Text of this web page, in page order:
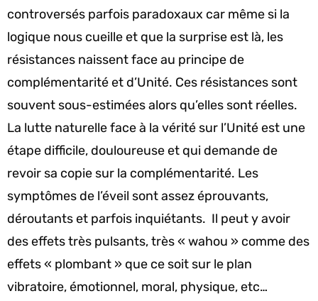
controversés parfois paradoxaux car même si la
logique nous cueille et que la surprise est là, les
résistances naissent face au principe de
complémentarité et d’Unité. Ces résistances sont
souvent sous-estimées alors qu’elles sont réelles.
La lutte naturelle face à la vérité sur l’Unité est une
étape difficile, douloureuse et qui demande de
revoir sa copie sur la complémentarité. Les
symptômes de l’éveil sont assez éprouvants,
déroutants et parfois inquiétants. Il peut y avoir
des effets très pulsants, très « wahou » comme des
effets « plombant » que ce soit sur le plan
vibratoire, émotionnel, moral, physique, etc…